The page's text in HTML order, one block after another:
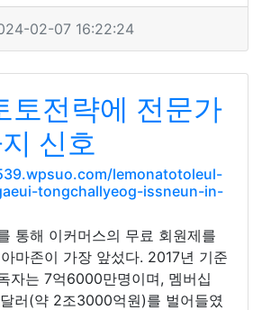
02-07 16:22:24
토전략에 전문가
신호
lemonatotoleul-
tongchallyeog-issneun-in-
통해 이커머스의 무료 회원제를
마존이 가장 앞섰다. 2017년 기준
자는 7억6000만명이며, 멤버십
러(약 2조3000억원)를 벌어들였